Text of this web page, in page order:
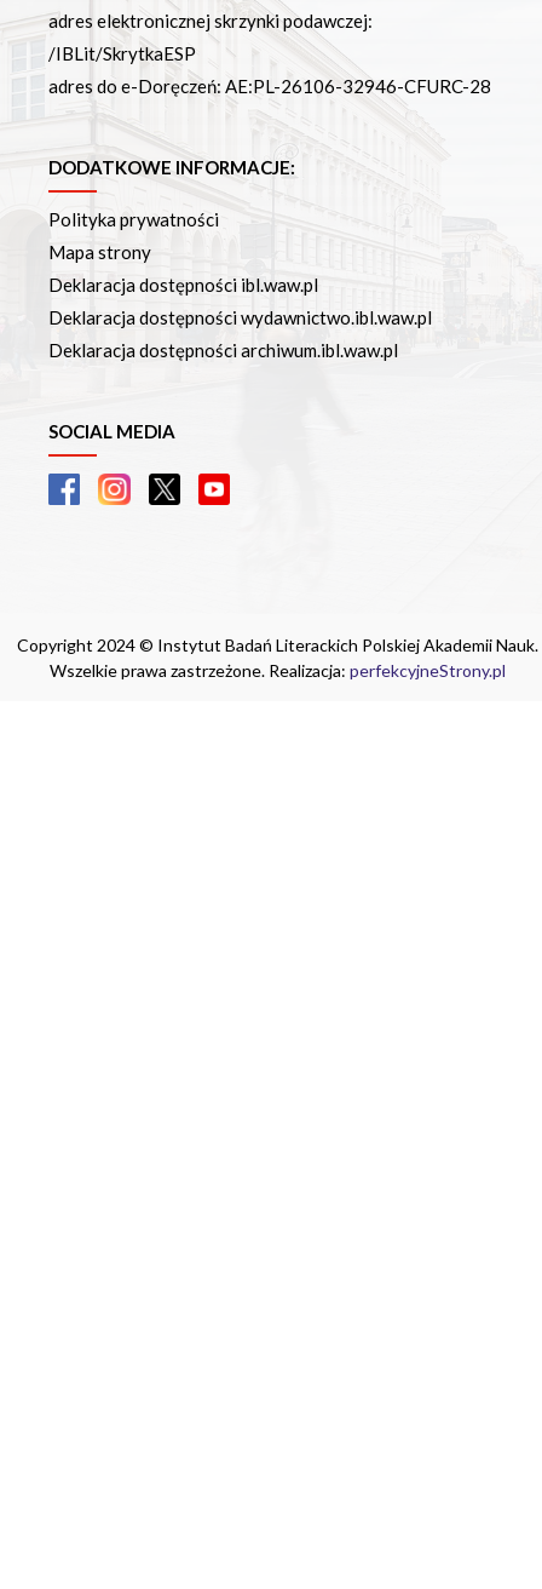
adres elektronicznej skrzynki podawczej:
/IBLit/SkrytkaESP
adres do e-Doręczeń: AE:PL-26106-32946-CFURC-28
DODATKOWE INFORMACJE:
Polityka prywatności
Mapa strony
Deklaracja dostępności ibl.waw.pl
Deklaracja dostępności wydawnictwo.ibl.waw.pl
Deklaracja dostępności archiwum.ibl.waw.pl
SOCIAL MEDIA
Copyright 2024 © Instytut Badań Literackich Polskiej Akademii Nauk.
Wszelkie prawa zastrzeżone. Realizacja: perfekcyjneStrony.pl